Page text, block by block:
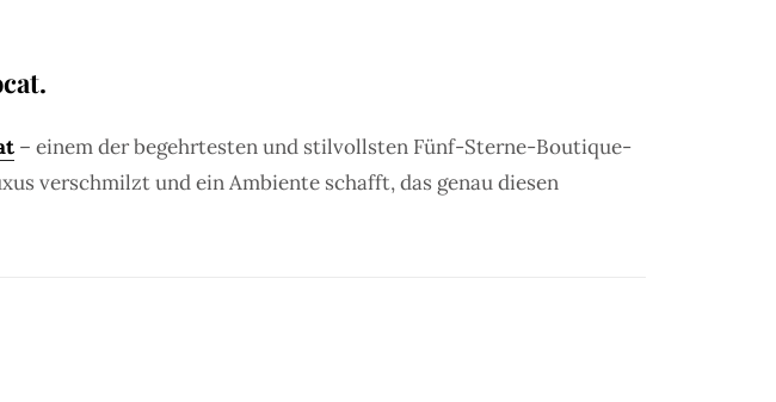
– einem der begehrtesten und stilvollsten Fünf-Sterne-Boutique-
verschmilzt und ein Ambiente schafft, das genau diesen